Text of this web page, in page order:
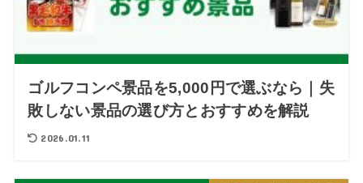
ゴルフコンペ景品を5,000円で選ぶなら｜失
敗しない景品の選び方とおすすめを解説
2026.01.11